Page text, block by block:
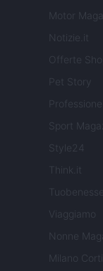
Motor
Notizie.it
Offerte
Pet Story
Sport
Style24
Think.it
Viaggiamo
Nonne
Milano